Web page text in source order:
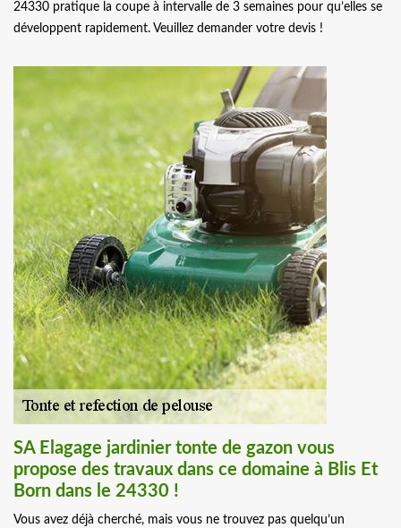
24330 pratique la coupe à intervalle de 3 semaines pour qu’elles se
développent rapidement. Veuillez demander votre devis !
SA Elagage jardinier tonte de gazon vous
propose des travaux dans ce domaine à Blis Et
Born dans le 24330 !
Vous avez déjà cherché, mais vous ne trouvez pas quelqu’un